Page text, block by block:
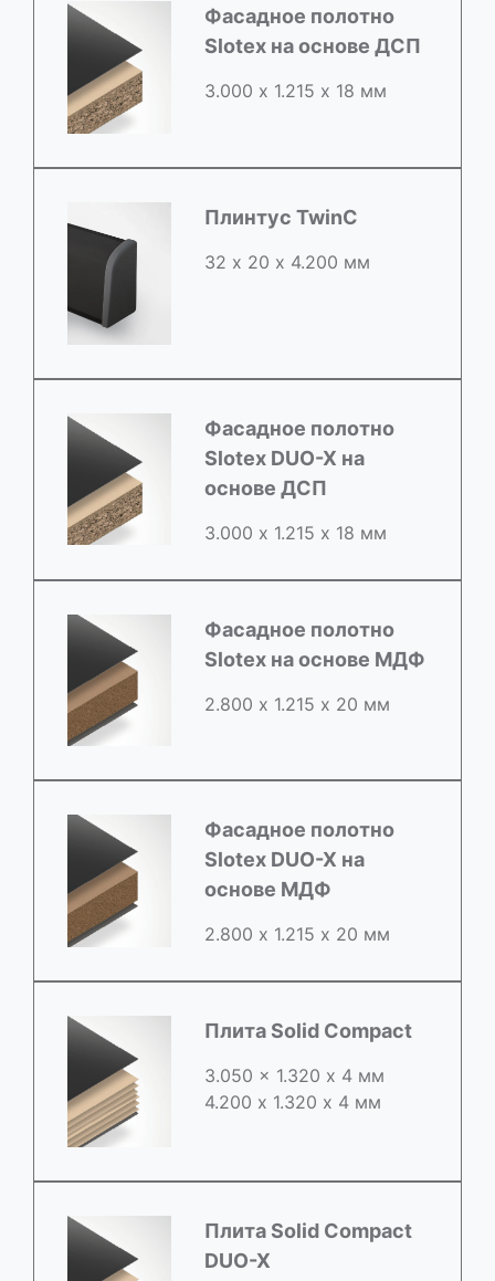
Фасадное полотно
Slotex на основе ДСП
3.000 х 1.215 х 18 мм
Плинтус TwinC
32 х 20 х 4.200 мм
Фасадное полотно
Slotex DUO-X на
основе ДСП
3.000 х 1.215 х 18 мм
Фасадное полотно
Slotex на основе МДФ
2.800 х 1.215 х 20 мм
Фасадное полотно
Slotex DUO-X на
основе МДФ
2.800 х 1.215 х 20 мм
Плита Solid Compact
3.050 x 1.320 х 4 мм
4.200 x 1.320 х 4 мм
Плита Solid Compact
DUO-X